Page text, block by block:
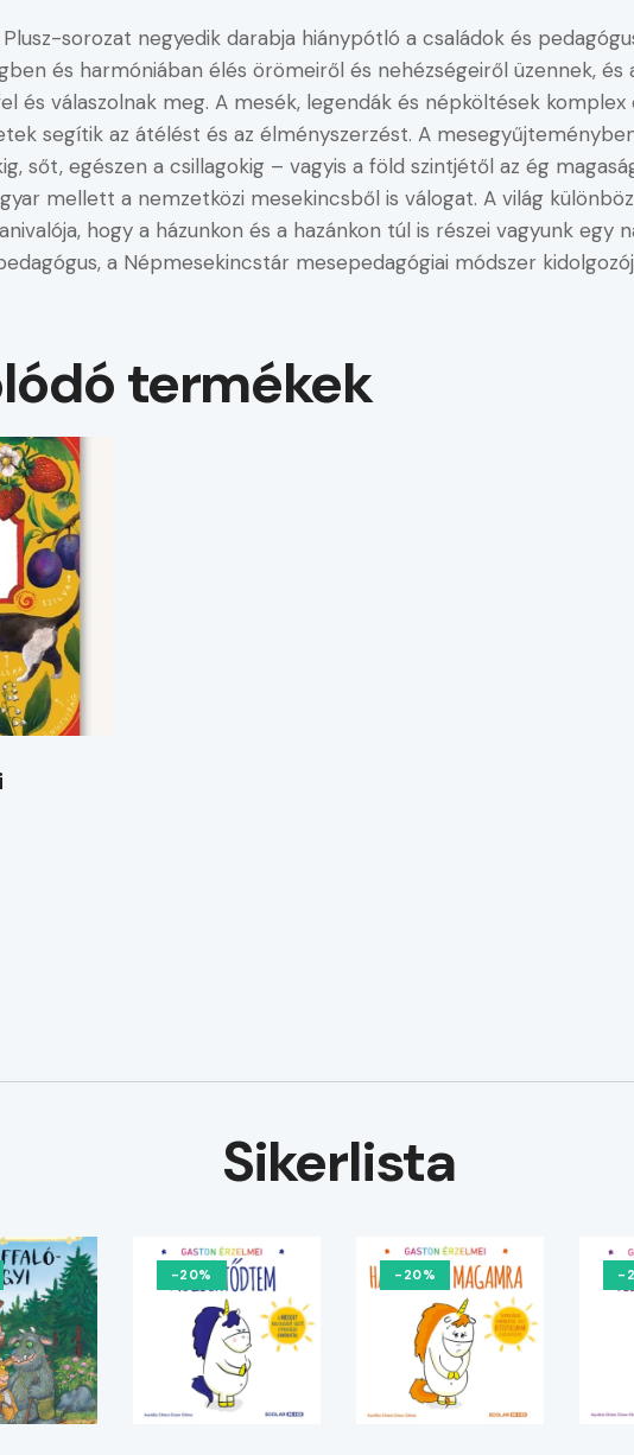
sorozat negyedik darabja hiánypótló a családok és
és harmóniában élés örömeiről és nehézségeiről üzennek, és
és válaszolnak meg. A mesék, legendák és népköltések
segítik az átélést és az élményszerzést. A
sőt, egészen a csillagokig – vagyis a föld szintjétől az ég
mellett a nemzetközi mesekincsből is válogat. A világ
hogy a házunkon és a hazánkon túl is részei vagyunk
a Népmesekincstár mesepedagógiai módszer
termékek
Sikerlista
-20% -20% -